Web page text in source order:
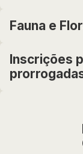
Fauna e
Inscrições